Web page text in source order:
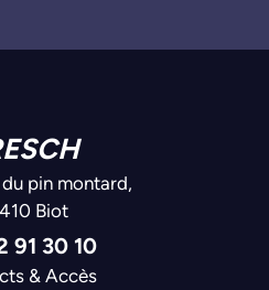
pin montard,
Biot
91 30 10
& Accès